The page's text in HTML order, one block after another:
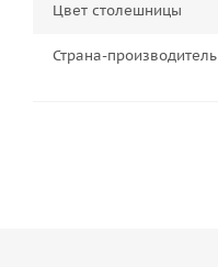
Цвет столешницы
Страна-производитель